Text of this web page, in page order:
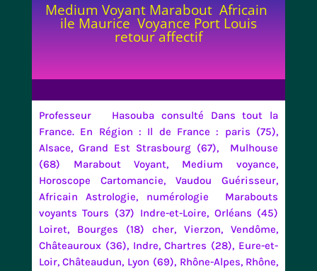
Medium Voyant Marabout Africain
ile Maurice Voyance Port Louis
retour affectif
Professeur Hasouba consulté Dans tout la
France. En Région : Il de France : paris (75),
Alsace, Grand Est Strasbourg (67), Mulhouse
(68) Marabout Voyant, Medium voyance,
Horoscope Cartomancie, Vaudou Guérisseur,
Africain Astrologie, numérologie Marabouts
voyants Tours (37) Indre-et-Loire, Orléans (45)
Loiret, Bourges (18) cher, Vierzon, Vendôme,
Châteauroux (36), Indre, Chartres (28), Eure-et-
Loir, Châteaudun, Lyon (69), Rhône-Alpes, Rhône,